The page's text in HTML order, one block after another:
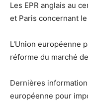
Les EPR anglais au
et Paris concernant
L'Union européenne
réforme du marché
Dernières
européenne pour